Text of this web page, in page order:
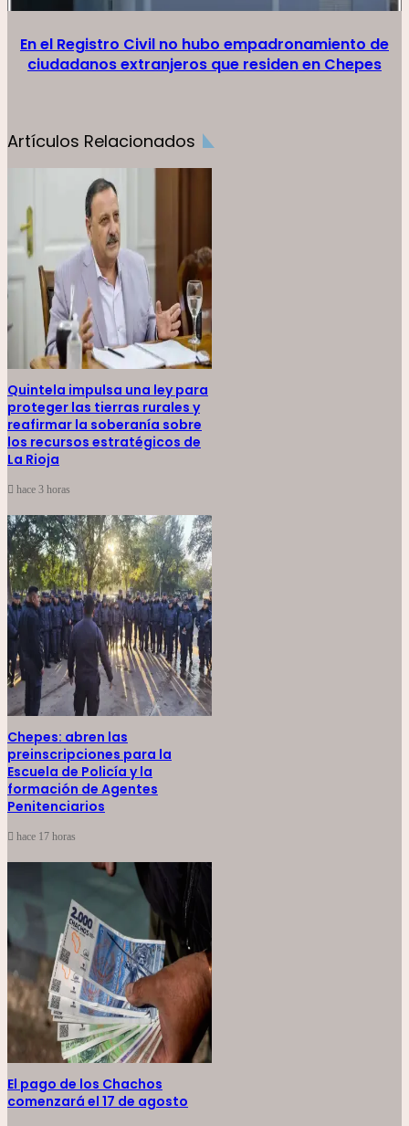
En el Registro Civil no hubo empadronamiento de
ciudadanos extranjeros que residen en Chepes
Artículos Relacionados
Quintela impulsa una ley para
proteger las tierras rurales y
reafirmar la soberanía sobre
los recursos estratégicos de
La Rioja
hace 3 horas
Chepes: abren las
preinscripciones para la
Escuela de Policía y la
formación de Agentes
Penitenciarios
hace 17 horas
El pago de los Chachos
comenzará el 17 de agosto